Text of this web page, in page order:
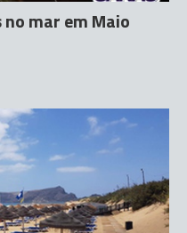
no mar em Maio